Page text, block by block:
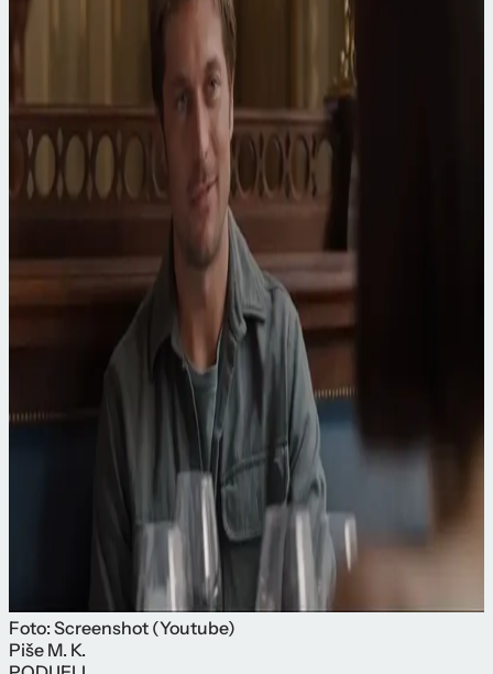
Foto: Screenshot (Youtube)
Piše M. K.